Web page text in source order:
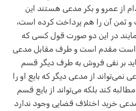
از عمرو و بکر مدعی هستند این
و ثمن آن را هم پرداخت کرده است،
در این دو صورت قول کسی که
است مقدم است و طرف مقابل مدعی
بر نفی فروش به طرف دیگر قسم
نمی‌تواند از مدعی دیگر که بایع او را
کند بلکه می‌تواند از بایع قسم
خرید اختلاف قضایی وجود ندارد